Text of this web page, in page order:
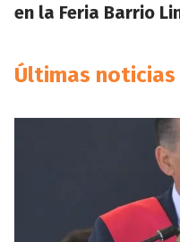
en la Feria Barrio
Últimas noticias